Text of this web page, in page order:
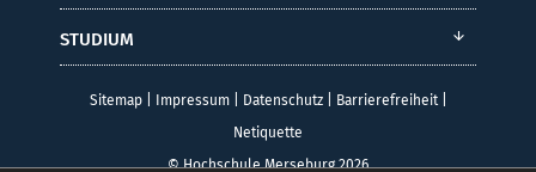
STUDIUM
Sitemap| Impressum| Datenschutz| Barrierefreiheit|
Netiquette
© Hochschule Merseburg 2026